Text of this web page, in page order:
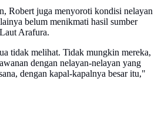
Robert juga menyoroti kondisi nelayan
belum menikmati hasil sumber
Arafura.
tidak melihat. Tidak mungkin mereka,
dengan nelayan-nelayan yang
dengan kapal-kapalnya besar itu,"